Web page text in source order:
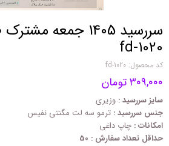
سررسید 1405 جمعه
fd-1020
کد محصول: fd-1020
۳۰۹,۰۰۰ تومان
سایز سررسید : وزیری
جنس سررسید : ترمو سه لت مگنتی نفیس
امکانات : چاپ داغی
حداقل تعداد سفارش : 50